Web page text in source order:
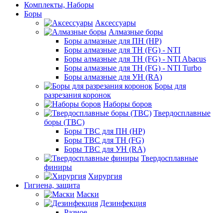
Комплекты, Наборы
Боры
Аксессуары
Алмазные боры
Боры алмазные для ПН (HP)
Боры алмазные для ТН (FG) - NTI
Боры алмазные для ТН (FG) - NTI Abacus
Боры алмазные для ТН (FG) - NTI Turbo
Боры алмазные для УН (RA)
Боры для
разрезания коронок
Наборы боров
Твердосплавные
боры (ТВС)
Боры ТВС для ПН (HP)
Боры ТВС для ТН (FG)
Боры ТВС для УН (RA)
Твердосплавные
финиры
Хирургия
Гигиена, защита
Маски
Дезинфекция